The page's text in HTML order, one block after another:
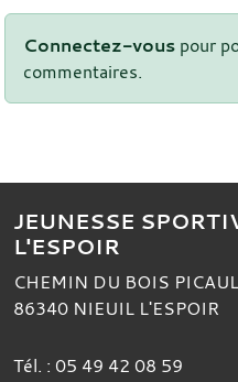
Connectez-vous pour
commentaires.
JEUNESSE
L'ESPOIR
CHEMIN DU BOIS
86340 NIEUIL L'ESPOIR
Tél. : 05 49 42 08 59